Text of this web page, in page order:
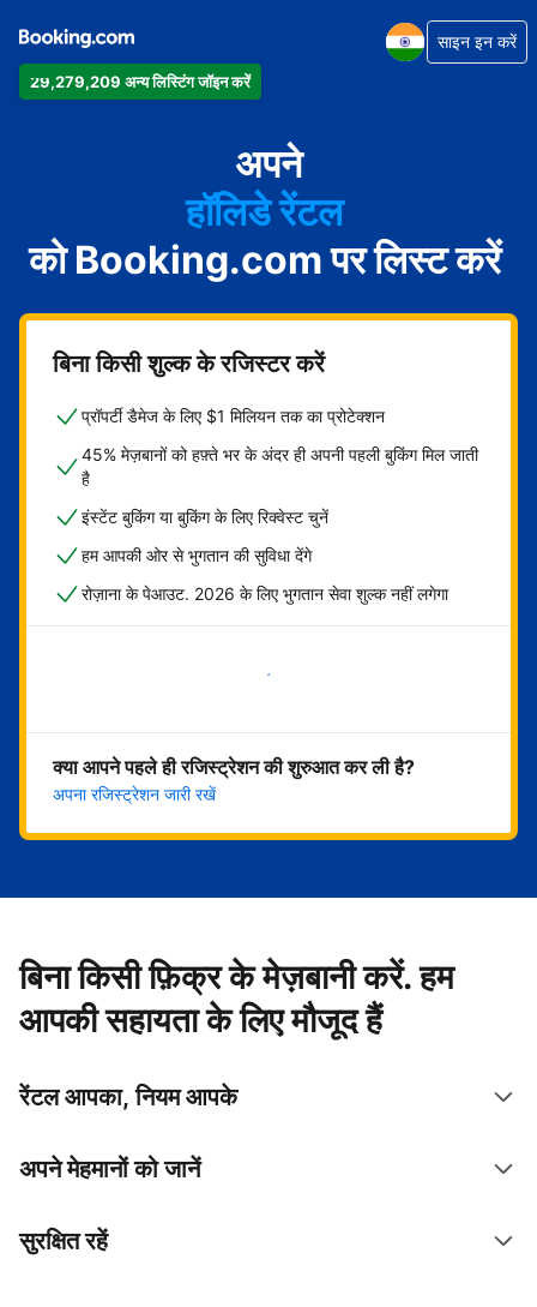
29,279,209 अन्य लिस्टिंग जॉइन करें
साइन इन करें
अपने
अपार्टमेंट
होटल
हॉलिडे रेंटल
गेस्ट हाउस
बेड एंड ब्रेकफ़ास्ट
को Booking.com पर लिस्ट करें
बिना किसी शुल्क के रजिस्टर करें
प्रॉपर्टी डैमेज के लिए $1 मिलियन तक का प्रोटेक्शन
45% मेज़बानों को हफ़्ते भर के अंदर ही अपनी पहली बुकिंग मिल जाती
है
इंस्टेंट बुकिंग या बुकिंग के लिए रिक्वेस्ट चुनें
हम आपकी ओर से भुगतान की सुविधा देंगे
रोज़ाना के पेआउट. 2026 के लिए भुगतान सेवा शुल्क नहीं लगेगा
अभी शुरू करें
क्या आपने पहले ही रजिस्ट्रेशन की शुरुआत कर ली है?
अपना रजिस्ट्रेशन जारी रखें
बिना किसी फ़िक्र के मेज़बानी करें. हम
आपकी सहायता के लिए मौजूद हैं
रेंटल आपका, नियम आपके
अपने मेहमानों को जानें
सुरक्षित रहें